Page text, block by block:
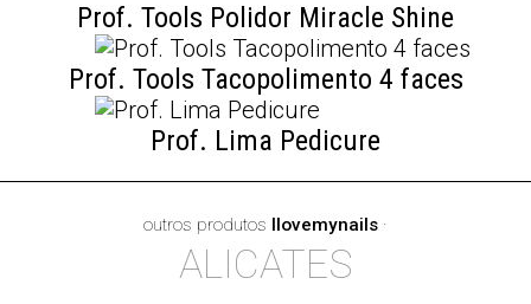
Prof. Tools Polidor Miracle Shine
Prof. Tools Tacopolimento 4 faces
Prof. Lima Pedicure
outros produtos Ilovemynails ·
ALICATES